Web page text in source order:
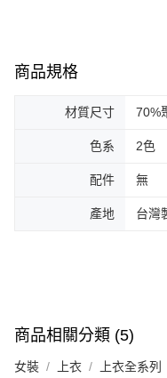
商品規格
材質尺寸 70%
色系 2色
配件 無
產地 台灣
商品相關分類 (5)
女裝 上衣 上衣全系列